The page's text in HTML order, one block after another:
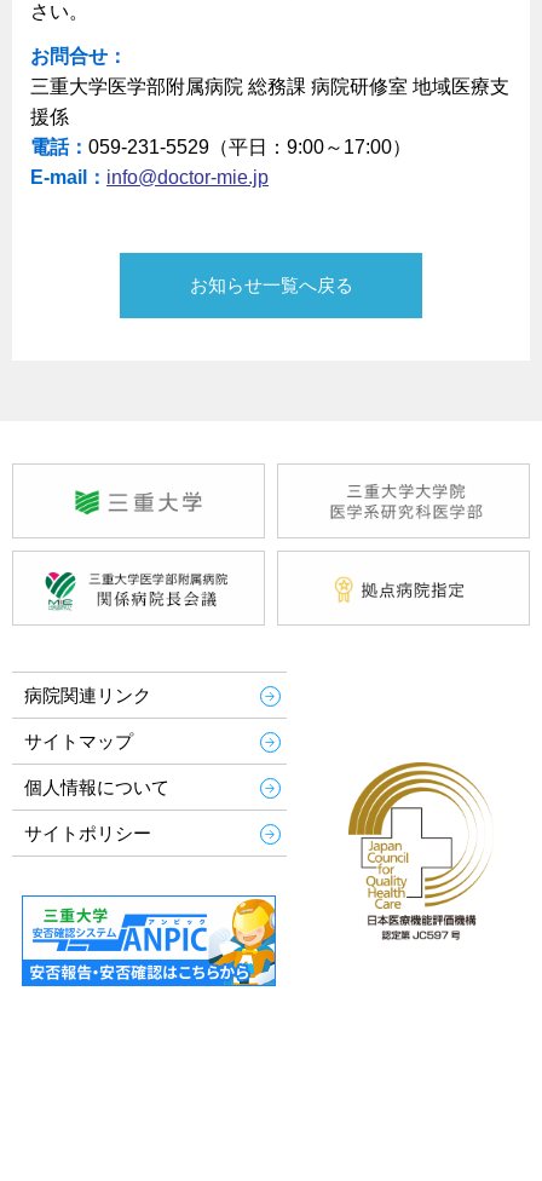
さい。
お問合せ：
三重大学医学部附属病院 総務課 病院研修室 地域医療支
援係
電話： 059-231-5529（平日：9:00～17:00）
E-mail： info@doctor-mie.jp
お知らせ一覧へ戻る
病院関連リンク
サイトマップ
個人情報について
サイトポリシー